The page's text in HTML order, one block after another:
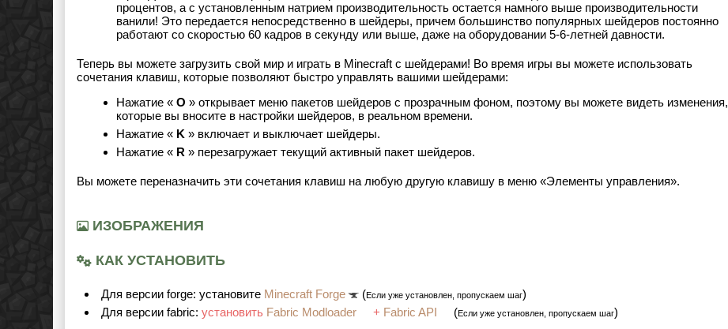
процентов, а с установленным натрием производительность остается намного выше производительности
ванили! Это передается непосредственно в шейдеры, причем большинство популярных шейдеров постоянно
работают со скоростью 60 кадров в секунду или выше, даже на оборудовании 5-6-летней давности.
Теперь вы можете загрузить свой мир и играть в Minecraft с шейдерами! Во время игры вы можете использовать
сочетания клавиш, которые позволяют быстро управлять вашими шейдерами:
Нажатие « O » открывает меню пакетов шейдеров с прозрачным фоном, поэтому вы можете видеть изменения,
которые вы вносите в настройки шейдеров, в реальном времени.
Нажатие « K » включает и выключает шейдеры.
Нажатие « R » перезагружает текущий активный пакет шейдеров.
Вы можете переназначить эти сочетания клавиш на любую другую клавишу в меню «Элементы управления».
ИЗОБРАЖЕНИЯ
КАК УСТАНОВИТЬ
Для версии forge: установите Minecraft Forge (Если уже установлен, пропускаем шаг)
Для версии fabric: установить Fabric Modloader + Fabric API (Если уже установлен, пропускаем шаг)